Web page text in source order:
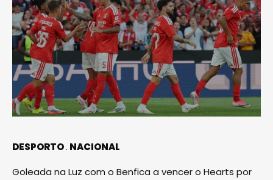
DESPORTO NACIONAL
Goleada na Luz com o Benfica a vencer o Hearts por